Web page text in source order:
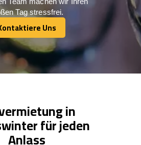
Tag stressfrei.
Uns
Uns
in
für jeden
Anlass